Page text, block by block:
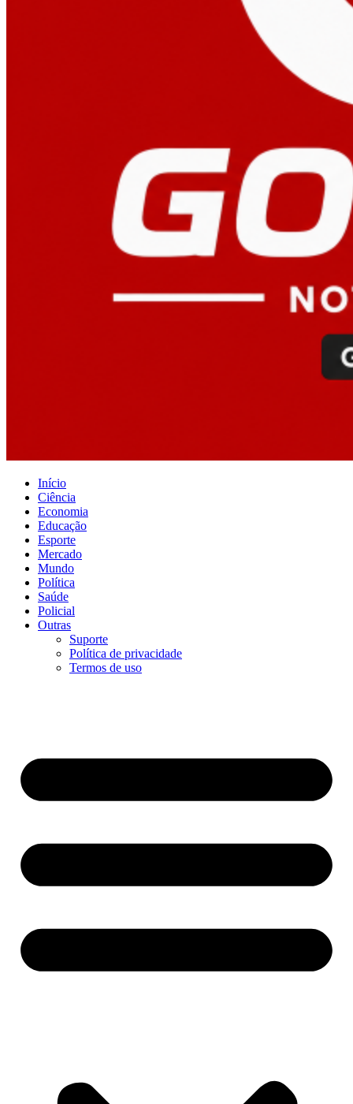
Início
Ciência
Economia
Educação
Esporte
Mercado
Mundo
Política
Saúde
Policial
Outras
Suporte
Política de privacidade
Termos de uso